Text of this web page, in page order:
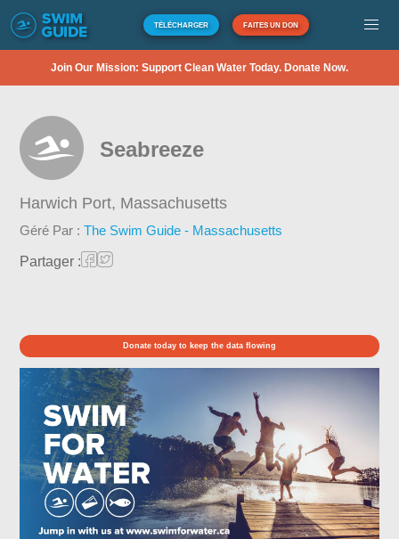
TÉLÉCHARGER FAITES UN DON
Join Our Mission: Support Clean Water Today. Donate Now.
Seabreeze
Harwich Port, Massachusetts
Géré Par :The Swim Guide - Massachusetts
Partager :
Donate today to keep the data flowing